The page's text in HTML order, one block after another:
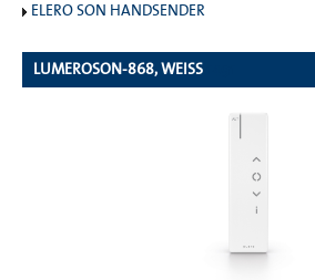
ELERO SON HANDSENDER
LUMEROSON-868, WEISS